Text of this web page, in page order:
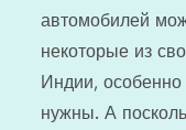
автомобилей
некоторые из
Индии,
нужны. А